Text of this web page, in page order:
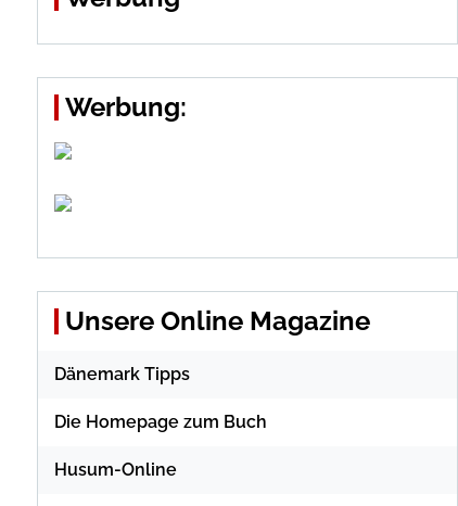
Werbung:
Unsere Online Magazine
Dänemark Tipps
Die Homepage zum Buch
Husum-Online